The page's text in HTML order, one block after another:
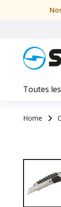
Toutes
Home